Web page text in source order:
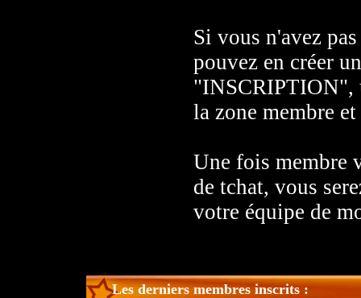
Si vous n'avez
pouvez en créer
"INSCRIPTION",
la zone membre
Une fois membre
de tchat, vous
votre équipe de
Les derniers membres inscrits :